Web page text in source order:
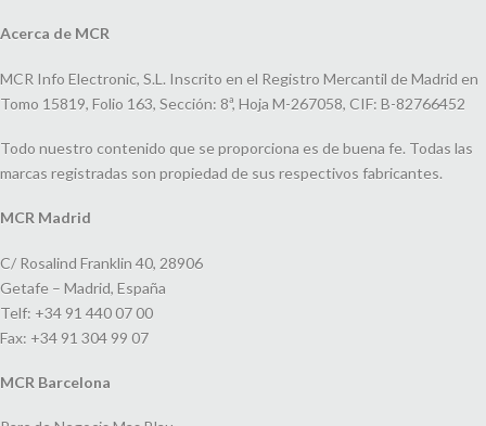
Acerca de MCR
MCR Info Electronic, S.L. Inscrito en el Registro Mercantil de Madrid en
Tomo 15819, Folio 163, Sección: 8ª, Hoja M-267058, CIF: B-82766452
Todo nuestro contenido que se proporciona es de buena fe. Todas las
marcas registradas son propiedad de sus respectivos fabricantes.
MCR Madrid
C/ Rosalind Franklin 40, 28906
Getafe – Madrid, España
Telf: +34 91 440 07 00
Fax: +34 91 304 99 07
MCR Barcelona